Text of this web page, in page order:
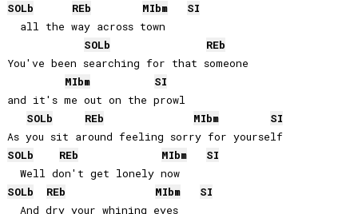
SOLb
REb MIbm
SI
  all the way across town
SOLb
REb
You've been searching for that someone
MIbm
SI
and it's me out on the prowl
SOLb
REb MIbm
SI
As you sit around feeling sorry for yourself
SOLb
REb MIbm
SI
  Well don't get lonely now
SOLb
REb MIbm
SI
  And dry your whining eyes